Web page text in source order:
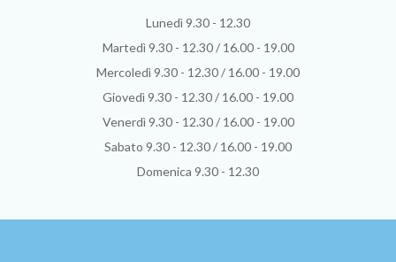
Lunedì 9.30 - 12.30
Martedì 9.30 - 12.30 / 16.00 - 19.00
Mercoledì 9.30 - 12.30 / 16.00 - 19.00
Giovedì 9.30 - 12.30 / 16.00 - 19.00
Venerdì 9.30 - 12.30 / 16.00 - 19.00
Sabato 9.30 - 12.30 / 16.00 - 19.00
Domenica 9.30 - 12.30